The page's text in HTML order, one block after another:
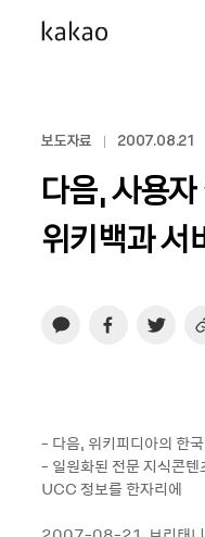
보도자료 2007.08.21
다음, 사용
위키백과 서
- 다음, 위키피디아의 한
- 일원화된 전문 지식콘
UCC 정보를 한자리에